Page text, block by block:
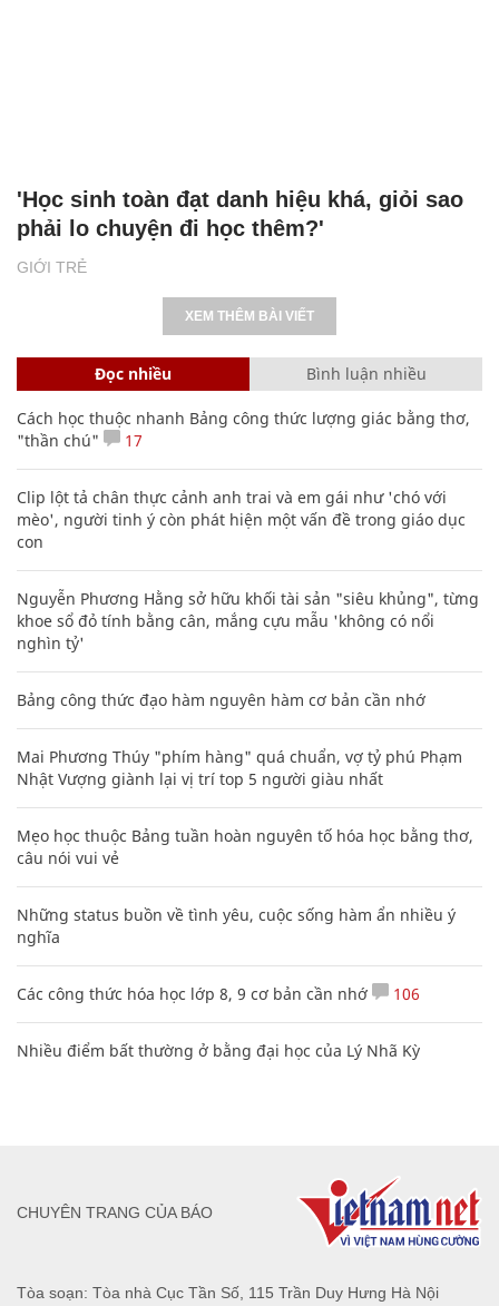
GIỚI TRẺ
'Học sinh toàn đạt danh hiệu khá, giỏi sao
phải lo chuyện đi học thêm?'
XEM THÊM BÀI VIẾT
Đọc nhiều Bình luận nhiều
Cách học thuộc nhanh Bảng công thức lượng giác bằng thơ,
"thần chú"
17
Clip lột tả chân thực cảnh anh trai và em gái như 'chó với
mèo', người tinh ý còn phát hiện một vấn đề trong giáo dục
con
Nguyễn Phương Hằng sở hữu khối tài sản "siêu khủng", từng
khoe sổ đỏ tính bằng cân, mắng cựu mẫu 'không có nổi
nghìn tỷ'
Bảng công thức đạo hàm nguyên hàm cơ bản cần nhớ
Mai Phương Thúy "phím hàng" quá chuẩn, vợ tỷ phú Phạm
Nhật Vượng giành lại vị trí top 5 người giàu nhất
Mẹo học thuộc Bảng tuần hoàn nguyên tố hóa học bằng thơ,
câu nói vui vẻ
Những status buồn về tình yêu, cuộc sống hàm ẩn nhiều ý
nghĩa
Các công thức hóa học lớp 8, 9 cơ bản cần nhớ 106
Nhiều điểm bất thường ở bằng đại học của Lý Nhã Kỳ
Tòa soạn: Tòa nhà Cục Tần Số, 115 Trần Duy Hưng Hà Nội
CHUYÊN TRANG CỦA BÁO